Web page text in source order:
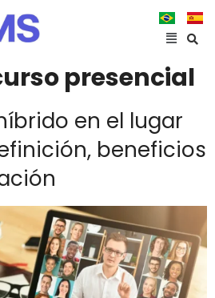
presencial
en el lugar
beneficios